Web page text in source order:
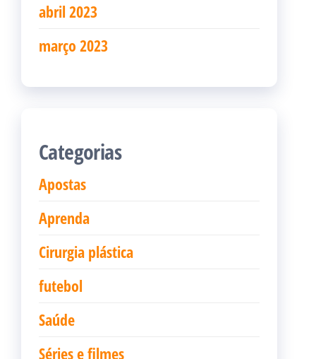
abril 2023
março 2023
Categorias
Apostas
Aprenda
Cirurgia plástica
futebol
Saúde
Séries e filmes